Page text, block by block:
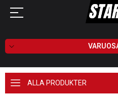
ALLA PRODUKTER